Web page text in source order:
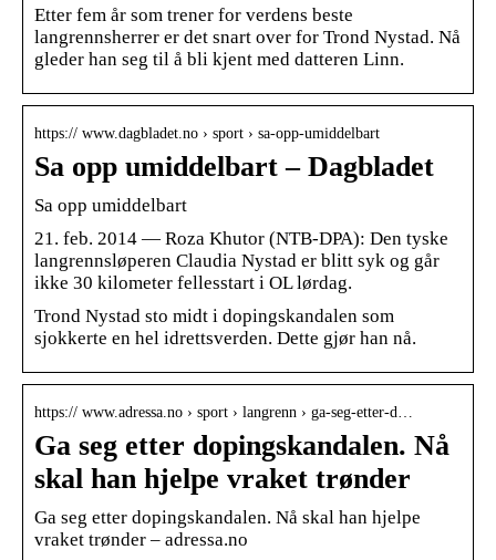
Etter fem år som trener for verdens beste
langrennsherrer er det snart over for Trond Nystad. Nå
gleder han seg til å bli kjent med datteren Linn.
https:// www.dagbladet.no › sport › sa-opp-umiddelbart
Sa opp umiddelbart – Dagbladet
Sa opp umiddelbart
21. feb. 2014 — Roza Khutor (NTB-DPA): Den tyske
langrennsløperen Claudia Nystad er blitt syk og går
ikke 30 kilometer fellesstart i OL lørdag.
Trond Nystad sto midt i dopingskandalen som
sjokkerte en hel idrettsverden. Dette gjør han nå.
https:// www.adressa.no › sport › langrenn › ga-seg-etter-d…
Ga seg etter dopingskandalen. Nå
skal han hjelpe vraket trønder
Ga seg etter dopingskandalen. Nå skal han hjelpe
vraket trønder – adressa.no